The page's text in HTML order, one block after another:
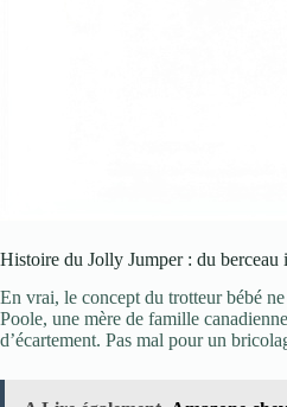
Histoire du Jolly Jumper : du berceau
En vrai, le concept du trotteur bébé
Poole, une mère de famille
d’écartement. Pas mal pour un